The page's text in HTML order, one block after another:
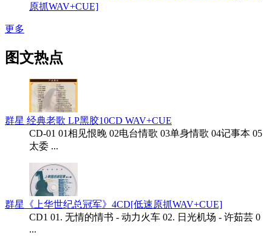
原抓WAV+CUE]
更多
图文热点
群星 经典老歌 LP黑胶10CD WAV+CUE
CD-01 01相见恨晚 02电台情歌 03单身情歌 04记事本 05
太委 ...
群星《上华世纪总冠军》4CD[低速原抓WAV+CUE]
CD1 01. 无情的情书 - 动力火车 02. 日光机场 - 许茹芸 0
...